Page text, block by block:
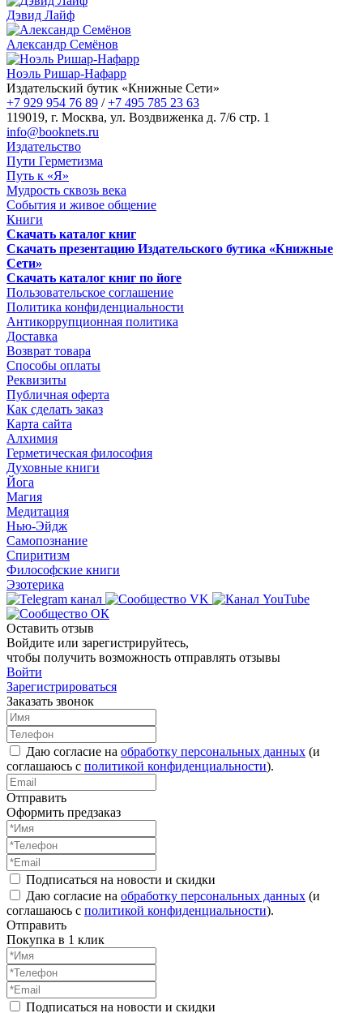
Дэвид Лайф
Александр Семёнов
Ноэль Ришар-Нафарр
Издательский бутик «Книжные Сети»
+7 929 954 76 89 /+7 495 785 23 63
119019, г. Москва, ул. Воздвиженка д. 7/6 стр. 1
info@booknets.ru
Издательство
Пути Герметизма
Путь к «Я»
Мудрость сквозь века
События и живое общение
Книги
Скачать каталог книг
Скачать презентацию Издательского бутика «Книжные
Сети»
Скачать каталог книг по йоге
Пользовательское соглашение
Политика конфиденциальности
Антикоррупционная политика
Доставка
Возврат товара
Способы оплаты
Реквизиты
Публичная оферта
Как сделать заказ
Карта сайта
Алхимия
Герметическая философия
Духовные книги
Йога
Магия
Медитация
Нью-Эйдж
Самопознание
Спиритизм
Философские книги
Эзотерика
Оставить отзыв
Войдите или зарегистрируйтесь,
чтобы получить возможность отправлять отзывы
Войти
Зарегистрироваться
Заказать звонок
Даю согласие на обработку персональных данных (и
соглашаюсь с политикой конфиденциальности).
Отправить
Оформить предзаказ
Подписаться на новости и скидки
Даю согласие на обработку персональных данных (и
соглашаюсь с политикой конфиденциальности).
Отправить
Покупка в 1 клик
Подписаться на новости и скидки